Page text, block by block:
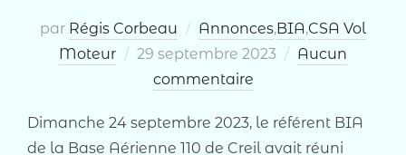
par Régis Corbeau Annonces,BIA,CSA Vol
Moteur
Publié
29 septembre 2023
Aucun
commentaire
Dimanche 24 septembre 2023, le référent BIA
de la Base Aérienne 110 de Creil avait réuni